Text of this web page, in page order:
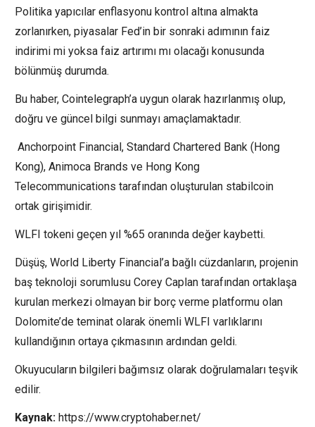
Politika yapıcılar enflasyonu kontrol altına almakta
zorlanırken, piyasalar Fed’in bir sonraki adımının faiz
indirimi mi yoksa faiz artırımı mı olacağı konusunda
bölünmüş durumda.
Bu haber, Cointelegraph’a uygun olarak hazırlanmış olup,
doğru ve güncel bilgi sunmayı amaçlamaktadır.
Anchorpoint Financial, Standard Chartered Bank (Hong
Kong), Animoca Brands ve Hong Kong
Telecommunications tarafından oluşturulan stabilcoin
ortak girişimidir.
WLFI tokeni geçen yıl %65 oranında değer kaybetti.
Düşüş, World Liberty Financial’a bağlı cüzdanların, projenin
baş teknoloji sorumlusu Corey Caplan tarafından ortaklaşa
kurulan merkezi olmayan bir borç verme platformu olan
Dolomite’de teminat olarak önemli WLFI varlıklarını
kullandığının ortaya çıkmasının ardından geldi.
Okuyucuların bilgileri bağımsız olarak doğrulamaları teşvik
edilir.
Kaynak: https://www.cryptohaber.net/